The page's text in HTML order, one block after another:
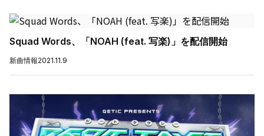
Squad Words、「NOAH (feat. 写楽)」を配信開始
新曲情報2021.11.9